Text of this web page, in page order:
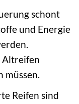
schont
und Energie
Altreifen
müssen.
Reifen sind